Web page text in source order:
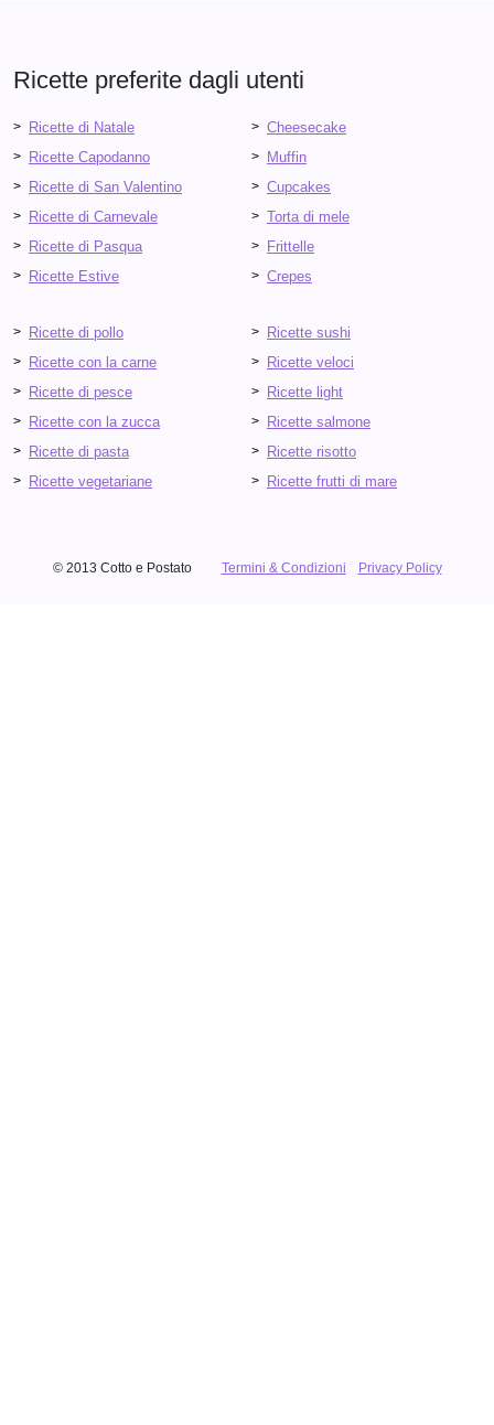
Ricette preferite dagli utenti
Ricette di Natale
Ricette Capodanno
Ricette di San Valentino
Ricette di Carnevale
Ricette di Pasqua
Ricette Estive
Cheesecake
Muffin
Cupcakes
Torta di mele
Frittelle
Crepes
Ricette di pollo
Ricette con la carne
Ricette di pesce
Ricette con la zucca
Ricette di pasta
Ricette vegetariane
Ricette sushi
Ricette veloci
Ricette light
Ricette salmone
Ricette risotto
Ricette frutti di mare
© 2013 Cotto e Postato Termini & Condizioni Privacy Policy